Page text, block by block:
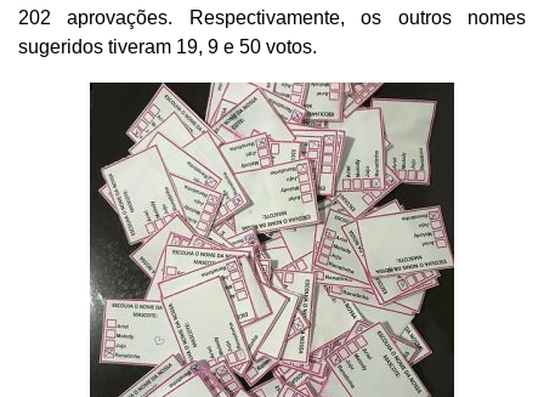
202 aprovações. Respectivamente, os outros nomes
sugeridos tiveram 19, 9 e 50 votos.